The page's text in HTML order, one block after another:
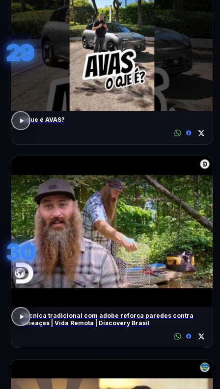
29
o que é AVAS?
30
Técnica tradicional com adobe reforça paredes contra
ameaças | Vida Remota | Discovery Brasil